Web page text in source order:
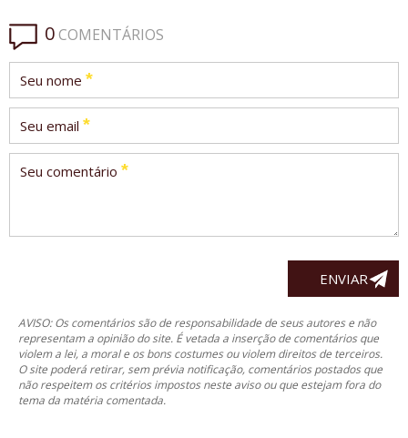
0COMENTÁRIOS
Seu nome *
Seu email *
Seu comentário *
AVISO: Os comentários são de responsabilidade de seus autores e não
representam a opinião do site. É vetada a inserção de comentários que
violem a lei, a moral e os bons costumes ou violem direitos de terceiros.
O site poderá retirar, sem prévia notificação, comentários postados que
não respeitem os critérios impostos neste aviso ou que estejam fora do
tema da matéria comentada.